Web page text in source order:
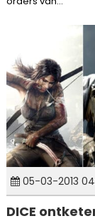
05-03-2013
DICE